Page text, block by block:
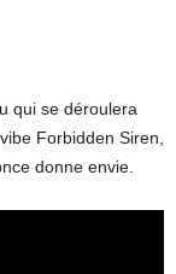
qui se déroulera
Forbidden Siren,
donne envie.